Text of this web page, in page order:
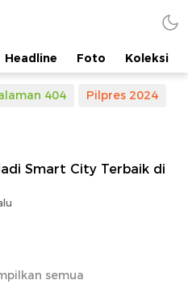
Headline Foto Koleksi
404 Pilpres 2024
Smart City Terbaik di
semua